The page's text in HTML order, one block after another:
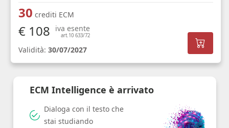
30 crediti ECM
€ 108 iva esente
art.10 633/72
Validità: 30/07/2027
ECM Intelligence è arrivato
Dialoga con il testo che
stai studiando